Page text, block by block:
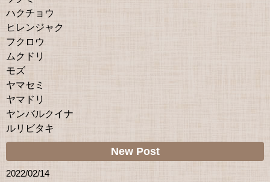
ハクチョウ
ヒレンジャク
フクロウ
ムクドリ
モズ
ヤマセミ
ヤマドリ
ヤンバルクイナ
ルリビタキ
New Post
2022/02/14